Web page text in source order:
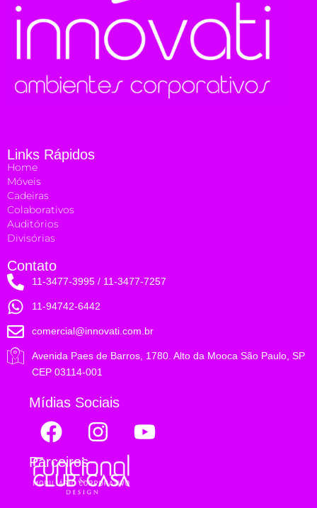
Links Rápidos
Home
Móveis
Cadeiras
Colaborativos
Auditórios
Divisórias
Contato
11-3477-3995 / 11-3477-7257
11-94742-6442
comercial@innovati.com.br
Avenida Paes de Barros, 1780. Alto da Mooca São Paulo, SP
CEP 03114-001
Mídias Sociais
Parceiros